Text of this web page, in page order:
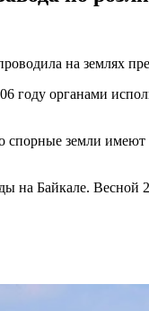
на землях
году органами
земли
на Байкале.